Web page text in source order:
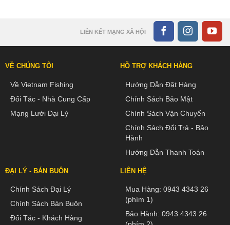
LIÊN KẾT MẠNG XÃ HỘI
VỀ CHÚNG TÔI
Về Vietnam Fishing
Đối Tác - Nhà Cung Cấp
Mạng Lưới Đại Lý
HỖ TRỢ KHÁCH HÀNG
Hướng Dẫn Đặt Hàng
Chính Sách Bảo Mật
Chính Sách Vận Chuyển
Chính Sách Đổi Trả - Bảo
Hành
Hướng Dẫn Thanh Toán
ĐẠI LÝ - BÁN BUÔN
Chính Sách Đại Lý
Chính Sách Bán Buôn
Đối Tác - Khách Hàng
LIÊN HỆ
Mua Hàng: 0943 4343 26
(phím 1)
Bảo Hành: 0943 4343 26